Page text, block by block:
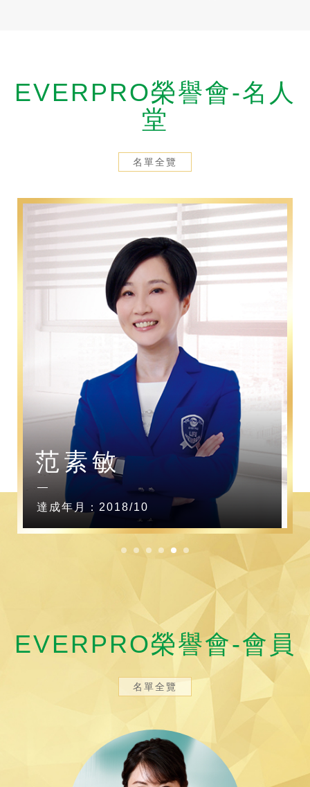
剪報 2026/7/20
2016/3/25
EVERPRO榮譽會-名人
堂
名單全覽
范素敏
達成年月：2018/10
EVERPRO榮譽會-會員
名單全覽